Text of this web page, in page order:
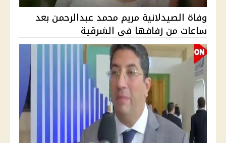
وفاة الصيدلانية مريم محمد عبدالرحمن بعد
ساعات من زفافها في الشرقية